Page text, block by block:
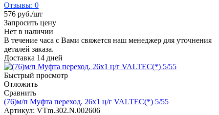
Отзывы: 0
576 руб./шт
Запросить цену
Нет в наличии
В течение часа с Вами свяжется наш менеджер для уточнения
деталей заказа.
Доставка 14 дней
Быстрый просмотр
Отложить
Сравнить
(76)м/п Муфта переход. 26х1 ц/г VALTEC(*) 5/55
Артикул: VTm.302.N.002606